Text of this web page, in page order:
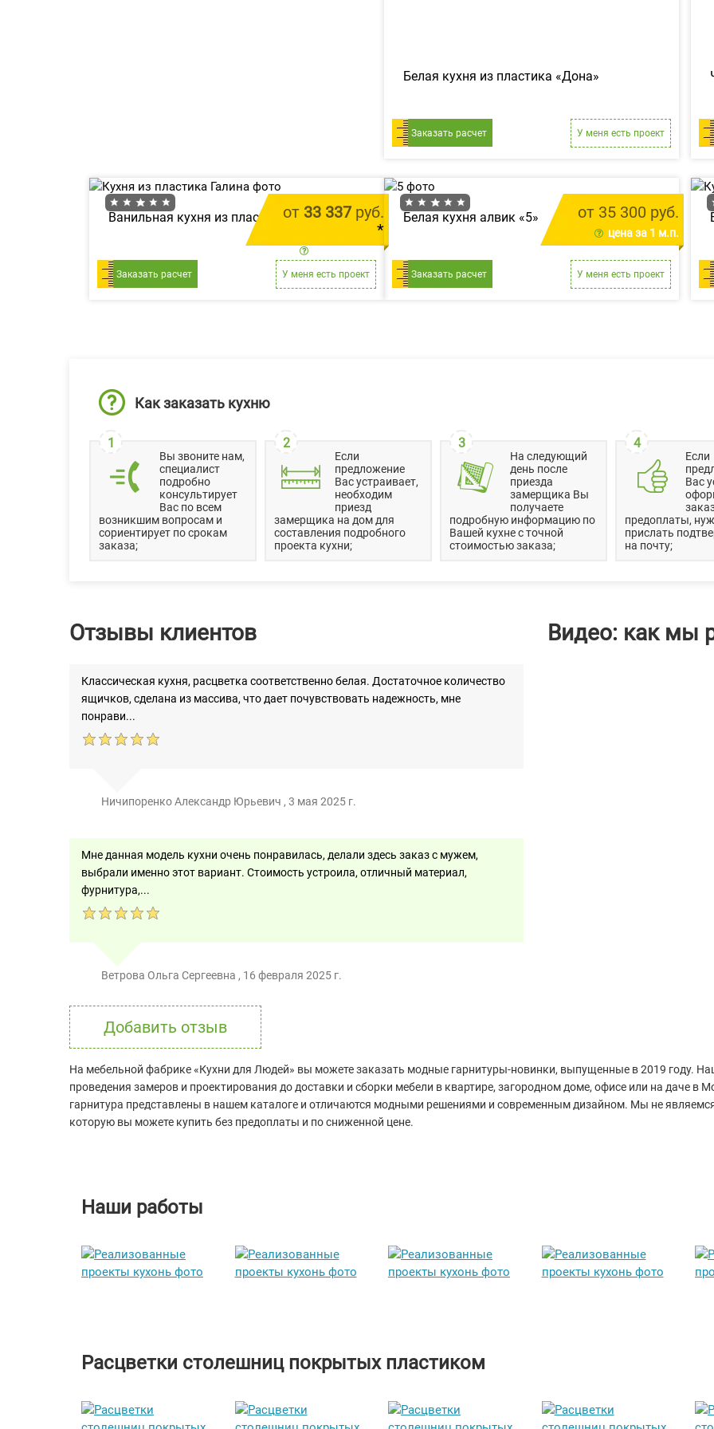
Белая кухня из пластика «Дона»
Заказать расчет У меня есть проект
от 33 337 руб.
*
цена за 1 м.п.
Ванильная кухня из пластика «Галина»
Заказать расчет У меня есть проект
от 35 300 руб.
цена за 1 м.п.
Белая кухня алвик «5»
Заказать расчет У меня есть проект
Как заказать кухню
1
Вы звоните нам,
специалист
подробно
консультирует
Вас по всем
возникшим вопросам и
сориентирует по срокам
заказа;
2
Если
предложение
Вас устраивает,
необходим
приезд
замерщика на дом для
составления подробного
проекта кухни;
3
На следующий
день после
приезда
замерщика Вы
получаете
подробную информацию по
Вашей кухне с точной
стоимостью заказа;
4
Если
Вас
предоплаты,
прислать
на почту;
Отзывы клиентов
Классическая кухня, расцветка соответственно белая. Достаточное количество
ящичков, сделана из массива, что дает почувствовать надежность, мне
понрави...
Ничипоренко Александр Юрьевич , 3 мая 2025 г.
Мне данная модель кухни очень понравилась, делали здесь заказ с мужем,
выбрали именно этот вариант. Стоимость устроила, отличный материал,
фурнитура,...
Ветрова Ольга Сергеевна , 16 февраля 2025 г.
Добавить отзыв
Видео: как мы
На мебельной фабрике «Кухни для Людей» вы можете заказать модные гарнитуры-новинки, выпущенные в 2019 году.
проведения замеров и проектирования до доставки и сборки мебели в квартире, загородном доме, офисе или на даче в
гарнитура представлены в нашем каталоге и отличаются модными решениями и современным дизайном. Мы не
которую вы можете купить без предоплаты и по сниженной цене.
Наши работы
Расцветки столешниц покрытых пластиком